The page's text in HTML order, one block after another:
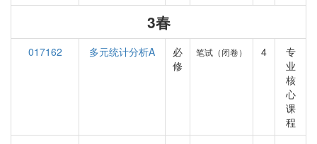
3春
017162 多元统计分析A
必
修
笔试（闭卷） 4
专
业
核
心
课
程